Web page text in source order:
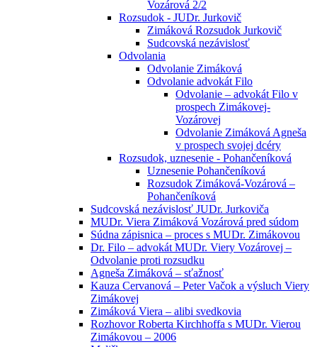
Vozárová 2/2
Rozsudok - JUDr. Jurkovič
Zimáková Rozsudok Jurkovič
Sudcovská nezávislosť
Odvolania
Odvolanie Zimáková
Odvolanie advokát Filo
Odvolanie – advokát Filo v
prospech Zimákovej-
Vozárovej
Odvolanie Zimáková Agneša
v prospech svojej dcéry
Rozsudok, uznesenie - Pohančeníková
Uznesenie Pohančeníková
Rozsudok Zimáková-Vozárová –
Pohančeníková
Sudcovská nezávislosť JUDr. Jurkoviča
MUDr. Viera Zimáková Vozárová pred súdom
Súdna zápisnica – proces s MUDr. Zimákovou
Dr. Filo – advokát MUDr. Viery Vozárovej –
Odvolanie proti rozsudku
Agneša Zimáková – sťažnosť
Kauza Cervanová – Peter Vačok a výsluch Viery
Zimákovej
Zimáková Viera – alibi svedkovia
Rozhovor Roberta Kirchhoffa s MUDr. Vierou
Zimákovou – 2006